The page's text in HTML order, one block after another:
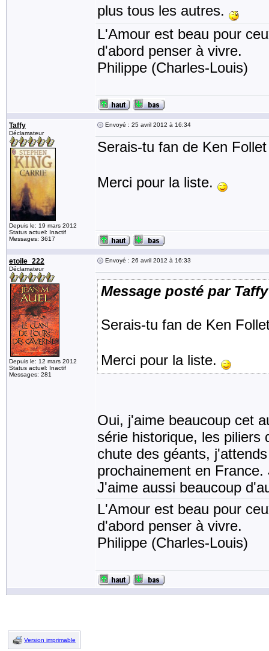
plus tous les autres.
L'Amour est beau pour
d'abord penser à vivre.
Philippe (Charles-Louis)
Taffy
Déclamateur
Depuis le: 19 mars 2012
Status actuel: Inactif
Messages: 3617
Envoyé : 25 avril 2012 à 16:34
Serais-tu fan de Ken
Merci pour la liste.
etoile_222
Déclamateur
Depuis le: 12 mars 2012
Status actuel: Inactif
Messages: 281
Envoyé : 26 avril 2012 à 16:33
Message posté par Taffy
Serais-tu fan de Ken
Merci pour la liste.
Oui, j'aime beaucoup cet
série historique, les piliers
chute des géants,
prochainement en
J'aime aussi beaucoup
L'Amour est beau pour
d'abord penser à vivre.
Philippe (Charles-Louis)
Version imprimable